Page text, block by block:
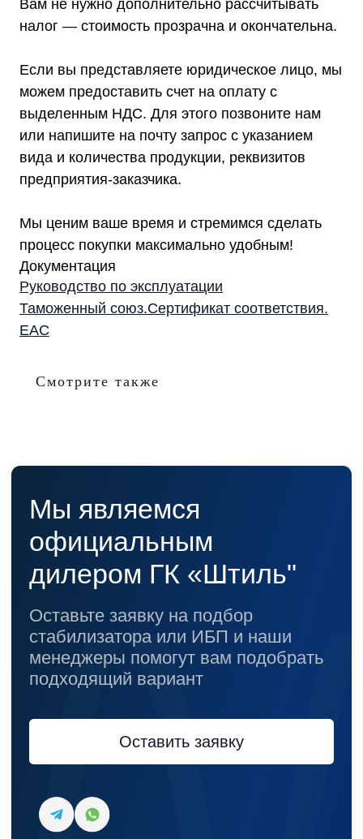
Вам не нужно дополнительно рассчитывать
налог — стоимость прозрачна и окончательна.
Если вы представляете юридическое лицо, мы
можем предоставить счет на оплату с
выделенным НДС. Для этого позвоните нам
или напишите на почту запрос с указанием
вида и количества продукции, реквизитов
предприятия-заказчика.
Мы ценим ваше время и стремимся сделать
процесс покупки максимально удобным!
Документация
Руководство по эксплуатации
Таможенный союз.Сертификат соответствия.
EAC
Смотрите также